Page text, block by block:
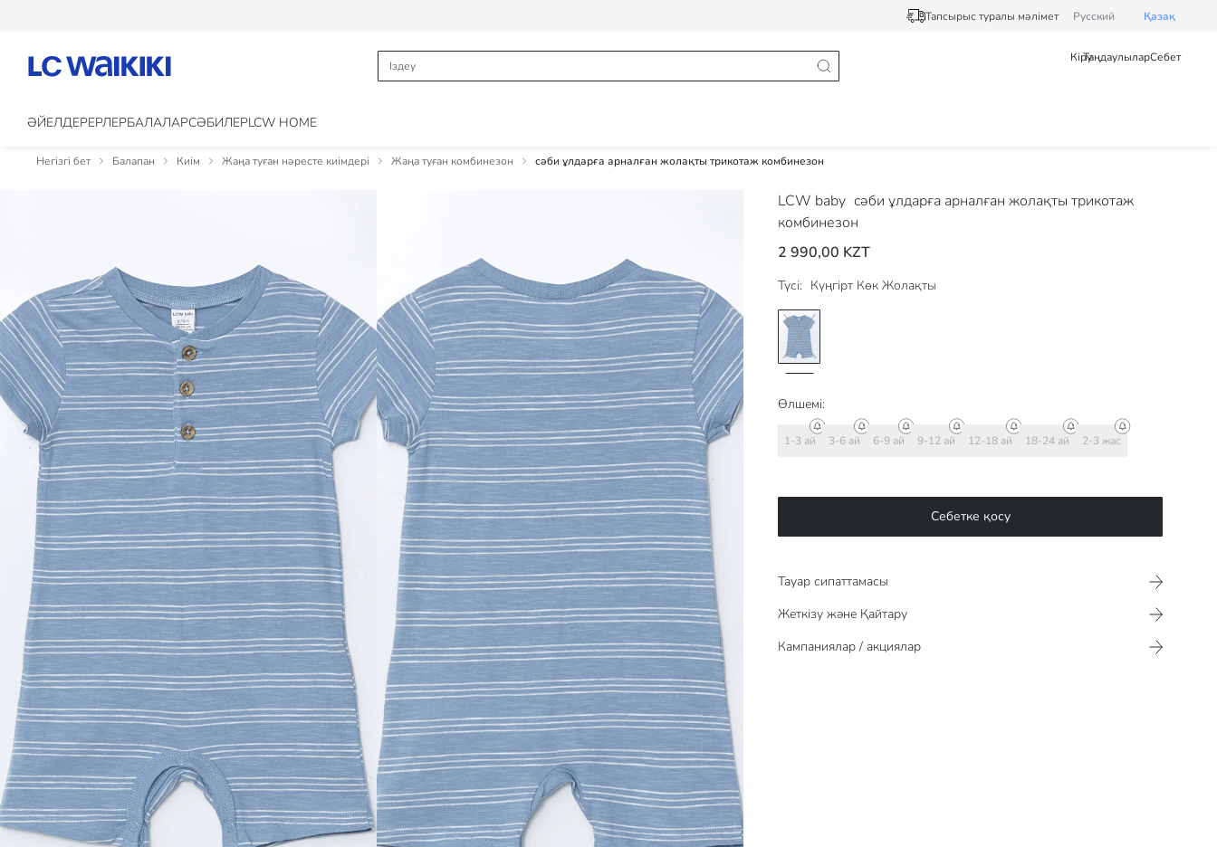
Тапсырыс туралы мәлімет Pусский Қазақ
КіруТаңдаулыларСебет
ӘЙЕЛДЕРЕРЛЕРБАЛАЛАРCӘБИЛЕРLCW HOME
Негізгі бет Балапан Киім Жаңа туған нәресте киімдері Жаңа туған комбинезон сәби ұлдарға арналған жолақты трикотаж комбинезон
LCW baby сәби ұлдарға арналған жолақты трикотаж
комбинезон
2 990,00 KZT
Түсі: Күңгірт Көк Жолақты
Өлшемі:
1-3 ай 3-6 ай 6-9 ай 9-12 ай 12-18 ай 18-24 ай 2-3 жас
Себетке қосу
Тауар сипаттамасы​​​​​
Жеткізу және Қайтару
Кампаниялар / акциялар